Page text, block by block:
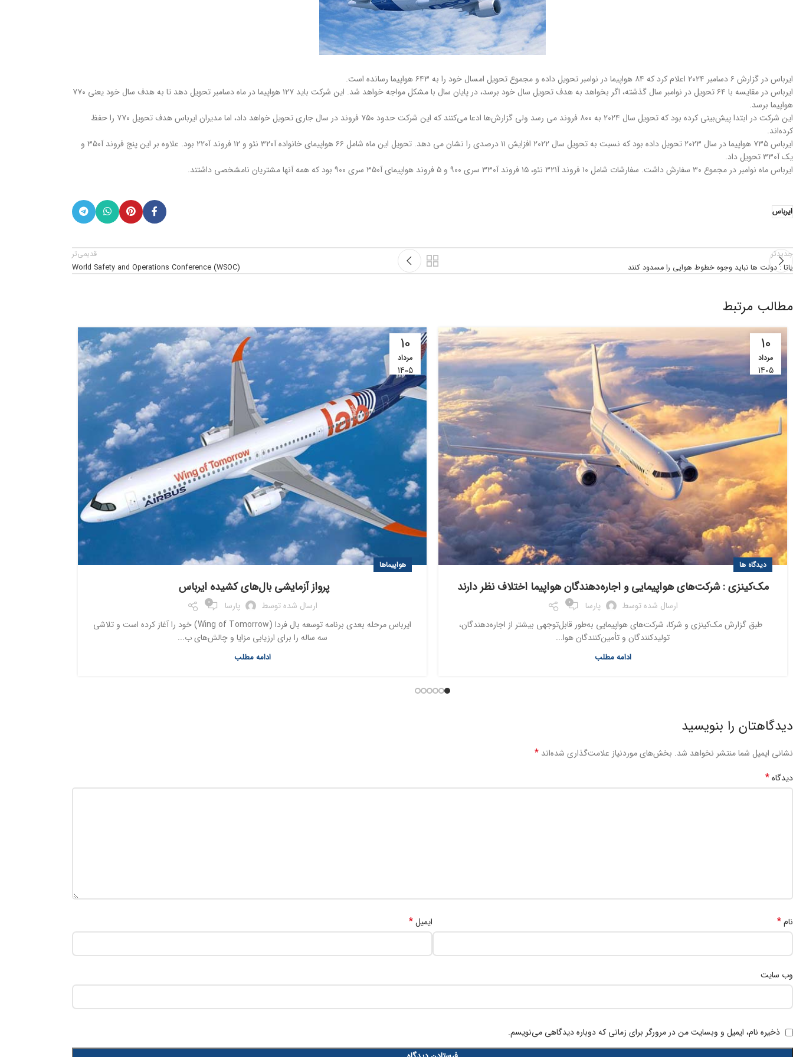
ایرباس در گزارش ۶ دسامبر ۲۰۲۴ اعلام کرد که ۸۴ هواپیما در نوامبر تحویل داده و مجموع تحویل امسال خود را به ۶۴۳ هواپیما رسانده است.
ایرباس در مقایسه با ۶۴ تحویل در نوامبر سال گذشته، اگر بخواهد به هدف تحویل سال خود برسد، در پایان سال با مشکل مواجه خواهد شد. این شرکت باید ۱۲۷ هواپیما در ماه دسامبر تحویل دهد تا به هدف سال خود یعنی ۷۷۰
هواپیما برسد.
این شرکت در ابتدا پیش‌بینی کرده بود که تحویل سال ۲۰۲۴ به ۸۰۰ فروند می رسد ولی گزارش‌ها ادعا می‌کنند که این شرکت حدود ۷۵۰ فروند در سال جاری تحویل خواهد داد، اما مدیران ایرباس هدف تحویل ۷۷۰ را حفظ
کرده‌اند.
ایرباس ۷۳۵ هواپیما در سال ۲۰۲۳ تحویل داده بود که نسبت به تحویل سال ۲۰۲۲ افزایش ۱۱ درصدی را نشان می دهد. تحویل این ماه شامل ۶۶ هواپیمای خانواده آ۳۲۰ نئو و ۱۲ فروند آ۲۲۰ بود. علاوه بر این پنج فروند آ۳۵۰ و
یک آ۳۳۰ تحویل داد.
ایرباس ماه نوامبر در مجموع ۳۰ سفارش داشت. سفارشات شامل ۱۰ فروند آ۳۲۱ نئو، ۱۵ فروند آ۳۳۰ سری ۹۰۰ و ۵ فروند هواپیمای آ۳۵۰ سری ۹۰۰ بود که همه آنها مشتریان نامشخصی داشتند.
ایرباس
جدیدتر
یاتا : دولت ها نباید وجوه خطوط هوایی را مسدود کنند
قدیمی‌تر
World Safety and Operations Conference (WSOC)
مطالب مرتبط
10
مرداد
1405
دیدگاه ها
مک‌کینزی : شرکت‌های هواپیمایی و اجاره‌دهندگان هواپیما اختلاف نظر دارند
ارسال شده توسط پارسا 0
طبق گزارش مک‌کینزی و شرکا، شرکت‌های هواپیمایی به‌طور قابل‌توجهی بیشتر از اجاره‌دهندگان،
تولیدکنندگان و تأمین‌کنندگان هوا...
ادامه مطلب
10
مرداد
1405
هواپیماها
پرواز آزمایشی بال‌های کشیده ایرباس
ارسال شده توسط پارسا 0
ایرباس مرحله بعدی برنامه توسعه بال فردا (Wing of Tomorrow) خود را آغاز کرده است و تلاشی
سه ساله را برای ارزیابی مزایا و چالش‌های ب...
ادامه مطلب
دیدگاهتان را بنویسید
نشانی ایمیل شما منتشر نخواهد شد. بخش‌های موردنیاز علامت‌گذاری شده‌اند *
دیدگاه*
نام* ایمیل*
وب‌ سایت
ذخیره نام، ایمیل و وبسایت من در مرورگر برای زمانی که دوباره دیدگاهی می‌نویسم.